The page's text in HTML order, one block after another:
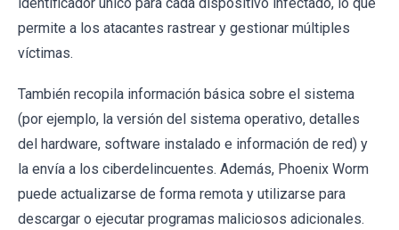
permite a los atacantes rastrear y gestionar múltiples
víctimas.
También recopila información básica sobre el sistema
(por ejemplo, la versión del sistema operativo, detalles
del hardware, software instalado e información de red) y
la envía a los ciberdelincuentes. Además, Phoenix Worm
puede actualizarse de forma remota y utilizarse para
descargar o ejecutar programas maliciosos adicionales.